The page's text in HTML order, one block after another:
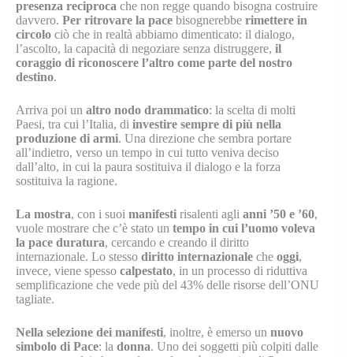
presenza reciproca che non regge quando bisogna costruire
davvero. Per ritrovare la pace bisognerebbe rimettere in
circolo ciò che in realtà abbiamo dimenticato: il dialogo,
l’ascolto, la capacità di negoziare senza distruggere, il
coraggio di riconoscere l’altro come parte del nostro
destino.
Arriva poi un altro nodo drammatico: la scelta di molti
Paesi, tra cui l’Italia, di investire sempre di più nella
produzione di armi. Una direzione che sembra portare
all’indietro, verso un tempo in cui tutto veniva deciso
dall’alto, in cui la paura sostituiva il dialogo e la forza
sostituiva la ragione.
La mostra, con i suoi manifesti risalenti agli anni ’50 e ’60,
vuole mostrare che c’è stato un tempo in cui l’uomo voleva
la pace duratura, cercando e creando il diritto
internazionale. Lo stesso diritto internazionale che oggi,
invece, viene spesso calpestato, in un processo di riduttiva
semplificazione che vede più del 43% delle risorse dell’ONU
tagliate.
Nella selezione dei manifesti, inoltre, è emerso un nuovo
simbolo di Pace: la donna. Uno dei soggetti più colpiti dalle